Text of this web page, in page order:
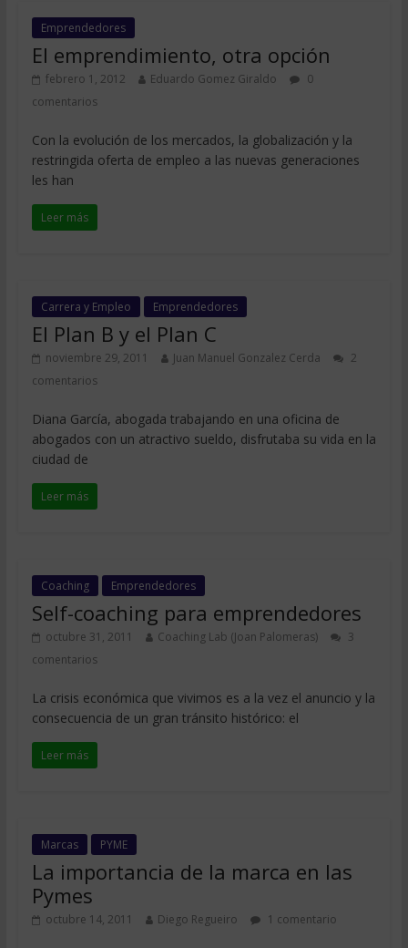
Emprendedores
El emprendimiento, otra opción
febrero 1, 2012 Eduardo Gomez Giraldo
0
comentarios
Con la evolución de los mercados, la globalización y la
restringida oferta de empleo a las nuevas generaciones
les han
Leer más
Carrera y Empleo Emprendedores
El Plan B y el Plan C
noviembre 29, 2011 Juan Manuel Gonzalez Cerda
2
comentarios
Diana García, abogada trabajando en una oficina de
abogados con un atractivo sueldo, disfrutaba su vida en la
ciudad de
Leer más
Coaching Emprendedores
Self-coaching para emprendedores
octubre 31, 2011 Coaching Lab (Joan Palomeras)
3
comentarios
La crisis económica que vivimos es a la vez el anuncio y la
consecuencia de un gran tránsito histórico: el
Leer más
Marcas PYME
La importancia de la marca en las
Pymes
octubre 14, 2011 Diego Regueiro 1 comentario